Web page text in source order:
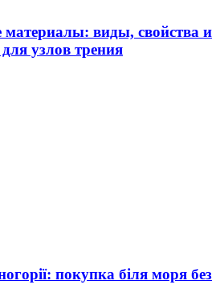
виды, свойства и
узлов трения
покупка біля моря без